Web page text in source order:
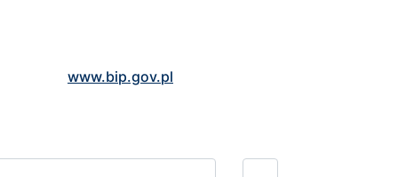
www.bip.gov.pl